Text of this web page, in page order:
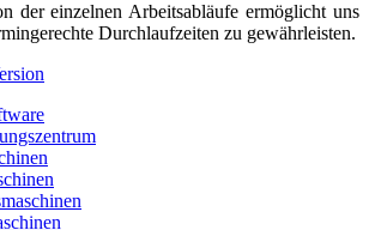
der einzelnen Arbeitsabläufe ermöglicht uns
Durchlaufzeiten zu gewährleisten.